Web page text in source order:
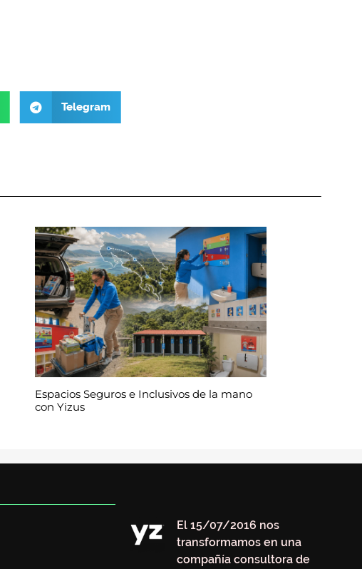
Telegram
Espacios Seguros e Inclusivos de la mano
con Yizus
El 15/07/2016 nos
transformamos en una
compañía consultora de